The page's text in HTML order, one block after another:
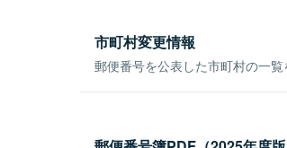
市町村変更情報
郵便番号を公表した市町村の一